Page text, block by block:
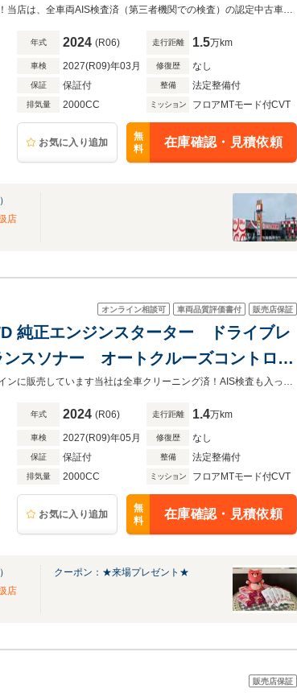
ヒーター LEDヘッドライト アイサ
年式 2024 (R06) 走行距離 1.5万km
車検 2027(R09)年03月 修復歴 なし
保証 保証付 整備 法定整備付
排気量 2000CC ミッション フロアMTモード付CVT
お気に入り追加
無
料
在庫確認・見積依頼
店
オンライン相談可 車両品質評価書付 販売店保証
純正エンジンスターター ドライブレ
スソナー オートクルーズコントロー
衝突被害軽減システム TV LEDヘッ
年式 2024 (R06) 走行距離 1.4万km
車検 2027(R09)年05月 修復歴 なし
保証 保証付 整備 法定整備付
排気量 2000CC ミッション フロアMTモード付CVT
お気に入り追加
無
料
在庫確認・見積依頼
店
クーポン：★来場プレゼント★
販売店保証